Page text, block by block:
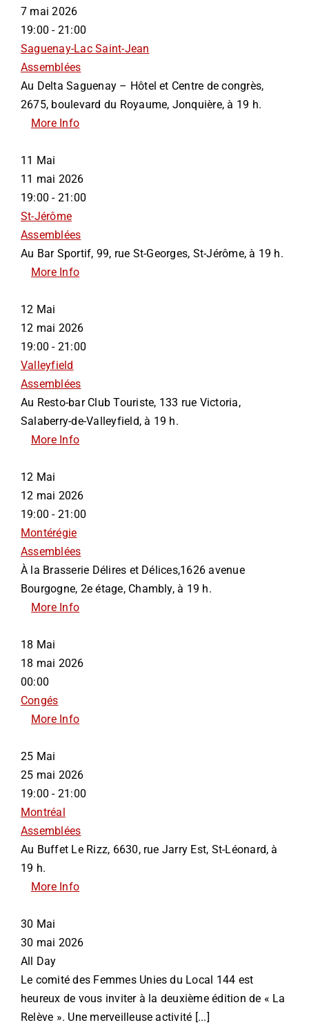
7 mai 2026
19:00 - 21:00
Saguenay-Lac Saint-Jean
Assemblées
Au Delta Saguenay – Hôtel et Centre de congrès,
2675, boulevard du Royaume, Jonquière, à 19 h.
More Info
11 Mai
11 mai 2026
19:00 - 21:00
St-Jérôme
Assemblées
Au Bar Sportif, 99, rue St-Georges, St-Jérôme, à 19 h.
More Info
12 Mai
12 mai 2026
19:00 - 21:00
Valleyfield
Assemblées
Au Resto-bar Club Touriste, 133 rue Victoria,
Salaberry-de-Valleyfield, à 19 h.
More Info
12 Mai
12 mai 2026
19:00 - 21:00
Montérégie
Assemblées
À la Brasserie Délires et Délices,1626 avenue
Bourgogne, 2e étage, Chambly, à 19 h.
More Info
18 Mai
18 mai 2026
00:00
Congés
More Info
25 Mai
25 mai 2026
19:00 - 21:00
Montréal
Assemblées
Au Buffet Le Rizz, 6630, rue Jarry Est, St-Léonard, à
19 h.
More Info
30 Mai
30 mai 2026
All Day
Le comité des Femmes Unies du Local 144 est
heureux de vous inviter à la deuxième édition de « La
Relève ». Une merveilleuse activité [...]